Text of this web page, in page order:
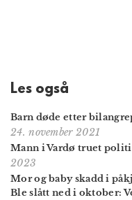
Les også
Barn døde etter
24. november 2021
Mann i Vardø truet
2023
Mor og baby skadd i
Ble slått ned i oktober: